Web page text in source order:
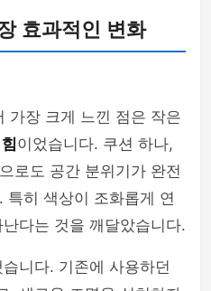
효과적인 변화
가장 크게 느낀 점은 작은
이었습니다. 쿠션 하나,
로도 공간 분위기가 완전
특히 색상이 조화롭게 연
다는 것을 깨달았습니다.
니다. 기존에 사용하던